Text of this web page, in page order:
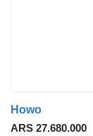
Howo
ARS 27.680.000